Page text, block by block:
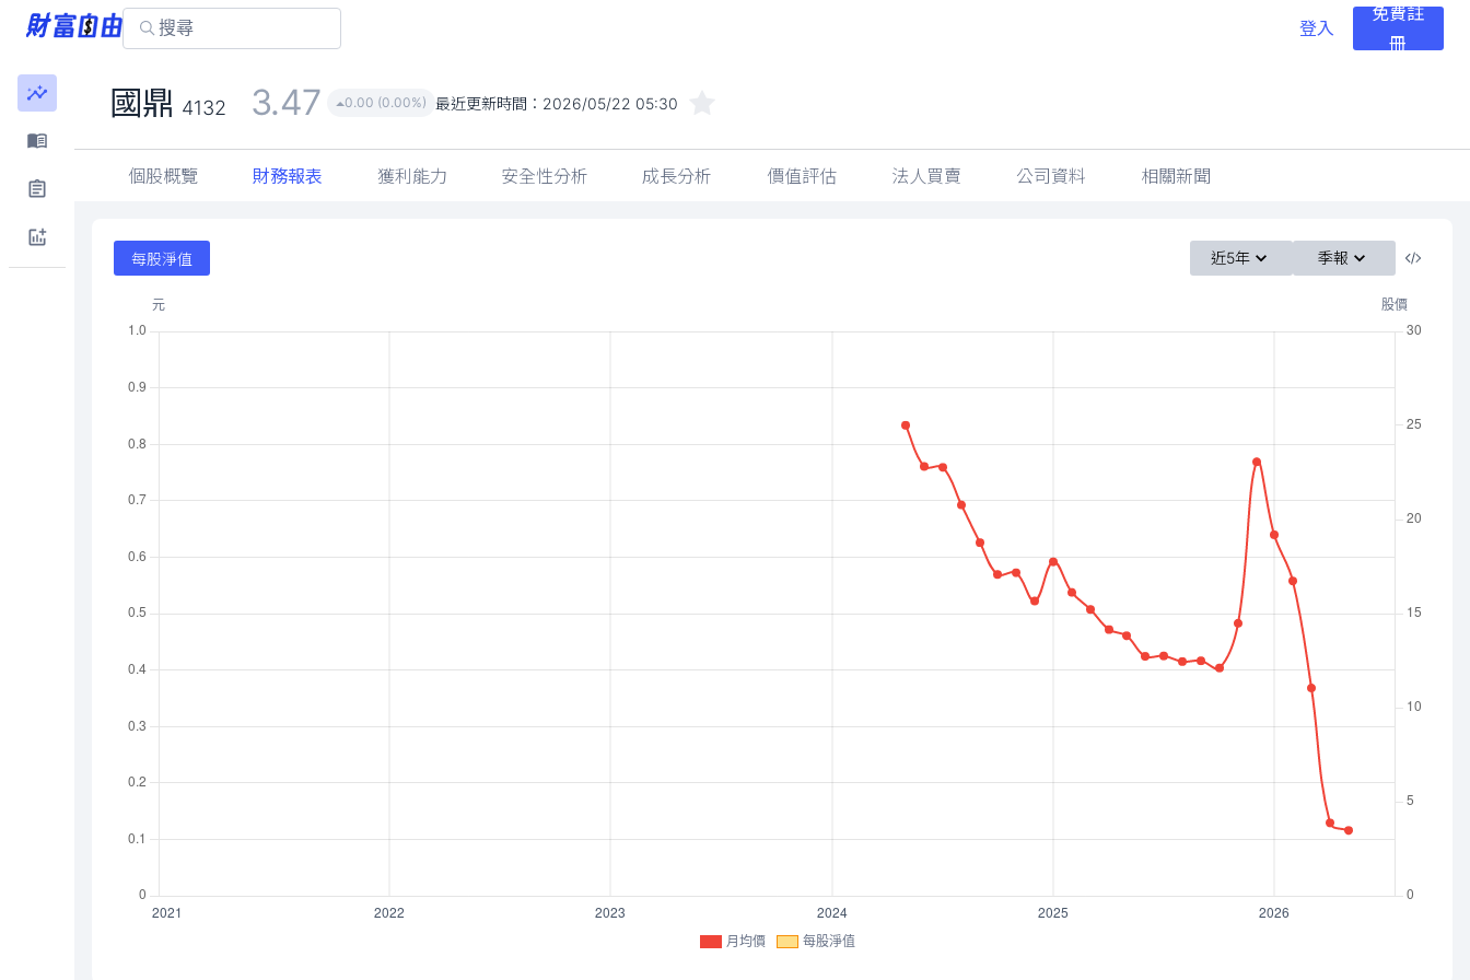
登入
免費註
冊
國鼎 4132 3.47 0.00 (0.00%) 最近更新時間： 2026/05/22 05:30
個股概覽 財務報表 獲利能力 安全性分析 成長分析 價值評估 法人買賣 公司資料 相關新聞
每股淨值 近5年 季報
月均價 每股淨值